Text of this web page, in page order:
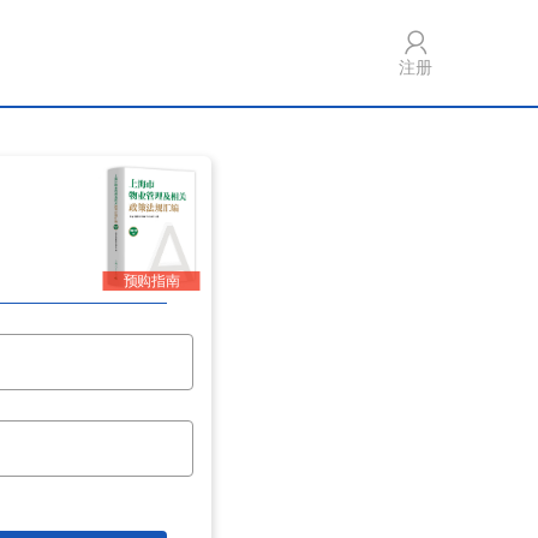
注册
预购指南